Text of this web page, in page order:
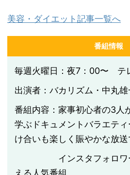
美容・ダイエット記事一覧へ
番組情報
毎週火曜日：夜7：00〜 テ
出演者：バカリズム・中丸
番組内容：家事初心者の3人
学ぶドキュメントバラエテ
け合いも楽しく賑やかな放送
インスタフォロワ
える人気番組